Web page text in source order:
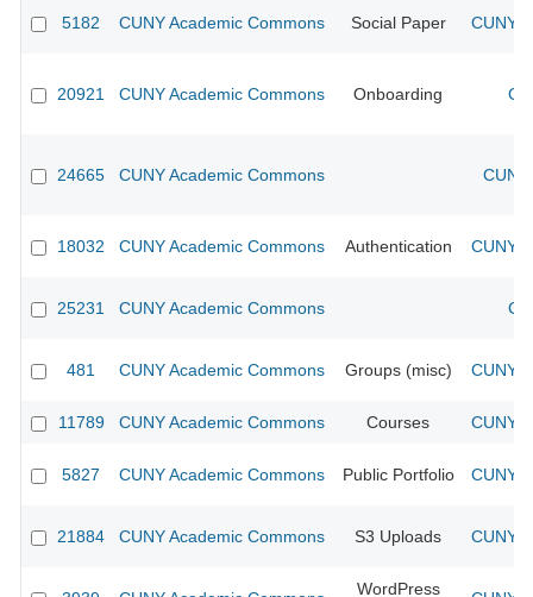
5182 CUNY Academic Commons Social Paper CUNY
20921 CUNY Academic Commons Onboarding
24665 CUNY Academic Commons
18032 CUNY Academic Commons Authentication CUNY
25231 CUNY Academic Commons
481 CUNY Academic Commons Groups (misc) CUNY
11789 CUNY Academic Commons Courses CUNY
5827 CUNY Academic Commons Public Portfolio CUNY
21884 CUNY Academic Commons S3 Uploads CUNY
WordPress